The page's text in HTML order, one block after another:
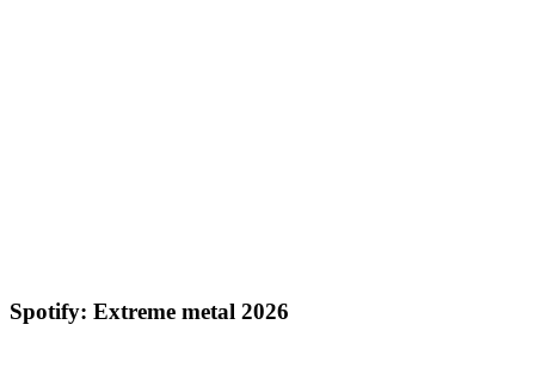
Spotify: Extreme metal 2026